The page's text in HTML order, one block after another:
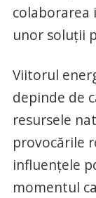
colaborarea
unor soluții
Viitorul
depinde de
resursele
provocările
influențele
momentul